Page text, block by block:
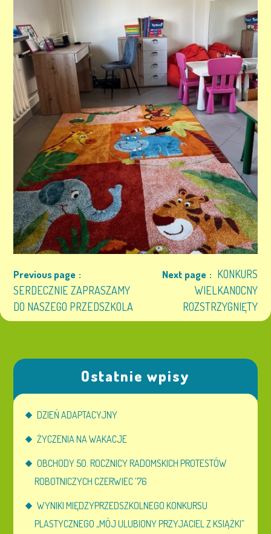
Previous page
SERDECZNIE ZAPRASZAMY
DO NASZEGO PRZEDSZKOLA
Next page
KONKURS
WIELKANOCNY
ROZSTRZYGNIĘTY
Ostatnie wpisy
DZIEŃ ADAPTACYJNY
ŻYCZENIA NA WAKACJE
OBCHODY 50. ROCZNICY RADOMSKICH PROTESTÓW
ROBOTNICZYCH CZERWIEC ’76
WYNIKI MIĘDZYPRZEDSZKOLNEGO KONKURSU
PLASTYCZNEGO „MÓJ ULUBIONY PRZYJACIEL Z KSIĄŻKI”